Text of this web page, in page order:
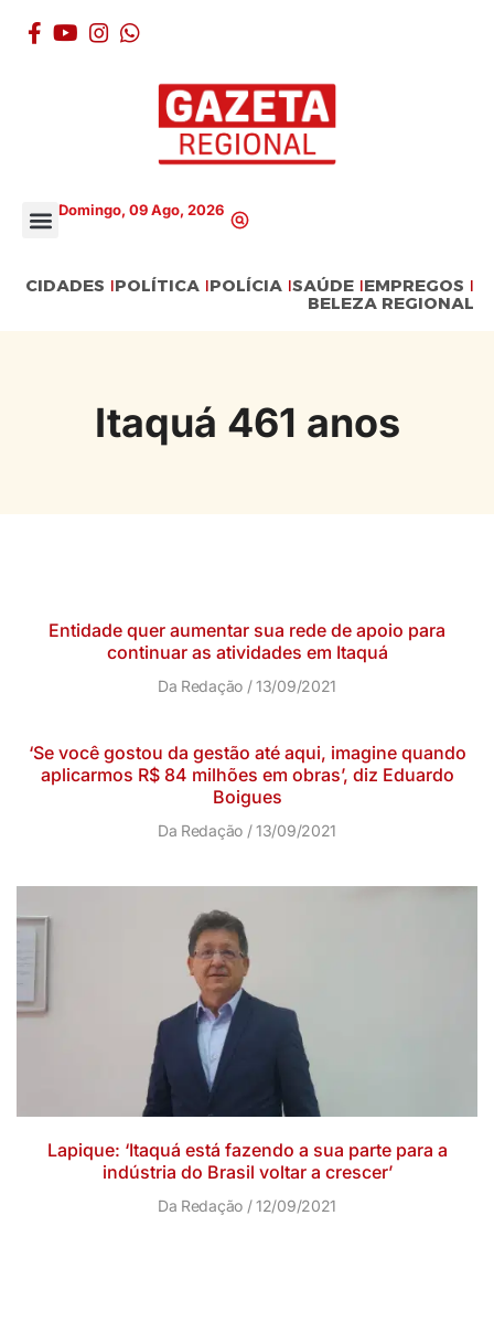
Domingo, 09 Ago, 2026
CIDADES POLÍTICA POLÍCIA SAÚDE EMPREGOS
BELEZA REGIONAL
Itaquá 461 anos
Entidade quer aumentar sua rede de apoio para
continuar as atividades em Itaquá
Da Redação 13/09/2021
‘Se você gostou da gestão até aqui, imagine quando
aplicarmos R$ 84 milhões em obras’, diz Eduardo
Boigues
Da Redação 13/09/2021
Lapique: ‘Itaquá está fazendo a sua parte para a
indústria do Brasil voltar a crescer’
Da Redação 12/09/2021